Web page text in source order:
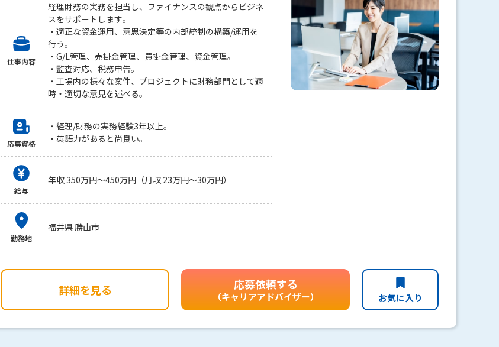
仕事内容
経理財務の実務を担当し、ファイナンスの観点からビジネ
スをサポートします。
・適正な資金運用、意思決定等の内部統制の構築/運用を
行う。
・G/L管理、売掛金管理、買掛金管理、資金管理。
・監査対応、税務申告。
・工場内の様々な案件、プロジェクトに財務部門として適
時・適切な意見を述べる。
応募資格
・経理/財務の実務経験3年以上。
・英語力があると尚良い。
給与
年収 350万円～450万円（月収 23万円～30万円）
勤務地
福井県 勝山市
詳細を見る 応募依頼する
（キャリアアドバイザー） お気に入り